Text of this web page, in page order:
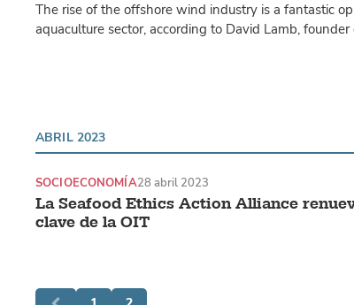
The rise of the offshore wind industry is a fantastic
aquaculture sector, according to David Lamb, founder
ABRIL 2023
La Seafood Ethics Action Alliance
clave de la OIT
SOCIOECONOMÍA28 abril 2023